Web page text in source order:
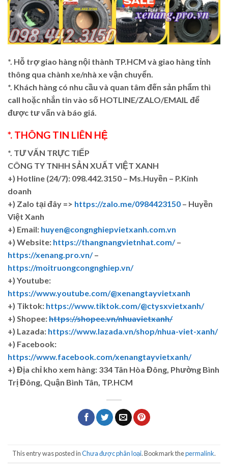
*. Hỗ trợ giao hàng nội thành TP.HCM và giao hàng tỉnh
thông qua chành xe/nhà xe vận chuyển.
*. Khách hàng có nhu cầu và quan tâm đến sản phẩm thì
call hoặc nhắn tin vào số HOTLINE/ZALO/EMAIL để
được tư vấn và báo giá.
*. THÔNG TIN LIÊN HỆ
*. TƯ VẤN TRỰC TIẾP
CÔNG TY TNHH SẢN XUẤT VIỆT XANH
+) Hotline (24/7): 098.442.3150 – Ms.Huyền – P.Kinh
doanh
+) Zalo tại đây => https://zalo.me/0984423150 – Huyền
Việt Xanh
+) Email: huyen@congnghiepvietxanh.com.vn
+) Website: https://thangnangvietnhat.com/–
https://xenang.pro.vn/–
https://moitruongcongnghiep.vn/
+) Youtube:
https://www.youtube.com/@xenangtayvietxanh
+) Tiktok: https://www.tiktok.com/@ctysxvietxanh/
+) Shopee:https://shopee.vn/nhuavietxanh/
+) Lazada: https://www.lazada.vn/shop/nhua-viet-xanh/
+) Facebook:
https://www.facebook.com/xenangtayvietxanh/
+) Địa chỉ kho xem hàng: 334 Tân Hòa Đông, Phường Bình
Trị Đông, Quận Bình Tân, TP.HCM
This entry was posted inChưa được phân loại. Bookmark thepermalink.